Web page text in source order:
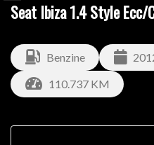
Seat Ibiza 1.4 Style Ecc/
Benzine
110.737 KM